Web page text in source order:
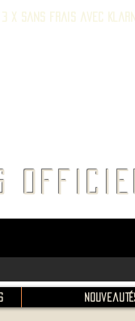
3 x sans frais avec